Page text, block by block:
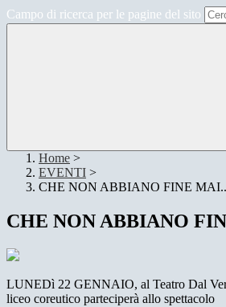
Campo di ricerca per le pagine del sito
Home >
EVENTI >
CHE NON ABBIANO FINE
CHE NON ABBIANO
LUNEDì 22 GENNAIO, al Teatro Dal
liceo coreutico parteciperà allo spettacolo